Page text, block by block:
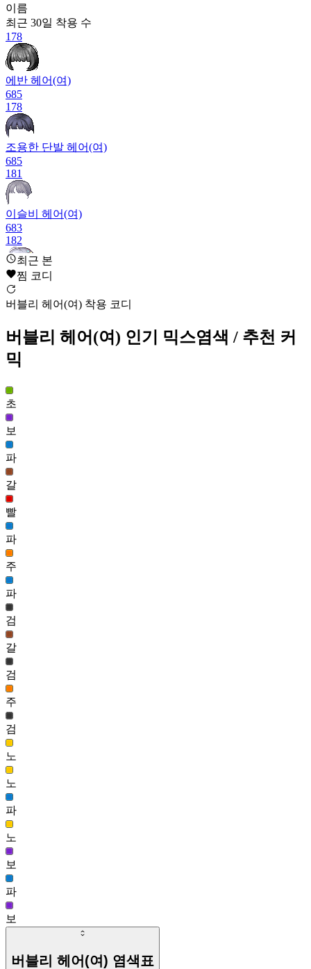
이름
최근 30일 착용 수
178
에반 헤어(여)
685
178
조용한 단발 헤어(여)
685
181
이슬비 헤어(여)
683
182
블링 슈가캔디 헤어(여)
681
183
클리프 헤어(여)
676
183
시간의나라 앨리스 헤어(여)
676
185
버블리 헤어(여)
670
186
스무디 포니테일(여)
666
187
스카디 헤어(남)
657
188
애쉬 버블리 헤어(여)
655
189
나랑 헤어(남)
654
190
쫑쫑 시아 헤어(여)
653
191
솜구름 헤어(여)
644
최근 본
찜 코디
버블리 헤어(여) 착용 코디
버블리 헤어(여) 인기 믹스염색 / 추천 커
믹
초
보
파
갈
빨
파
주
파
검
갈
검
주
검
노
노
파
노
보
파
보
버블리 헤어(여) 염색표